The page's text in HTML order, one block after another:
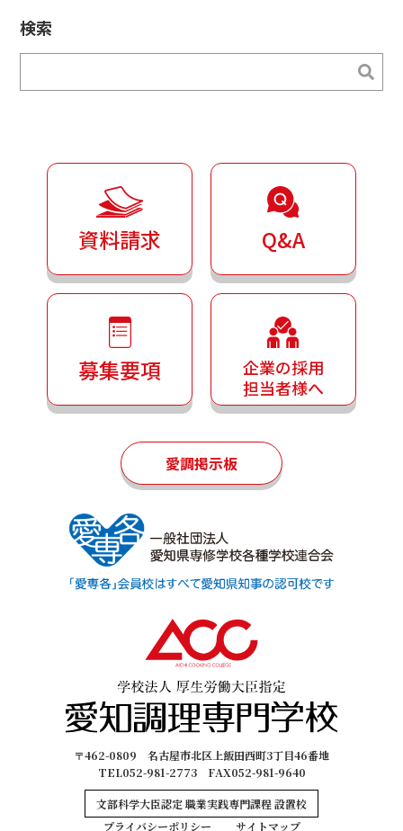
イ
検索
検索
資料請求 Q&A
募集要項
企業の採用
担当者様へ
愛調掲示板
〒462-0809 名古屋市北区上飯田西町3丁目46番地
TEL052-981-2773 FAX052-981-9640
文部科学大臣認定 職業実践専門課程 設置校
プライバシーポリシー
サイトマップ